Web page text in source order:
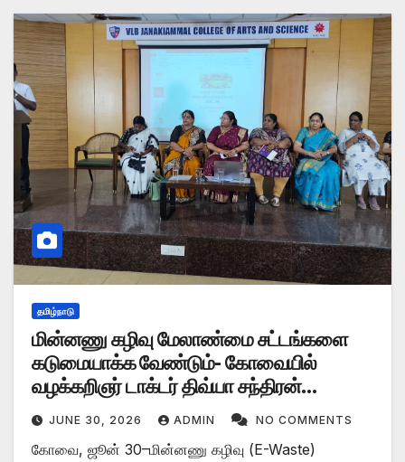
தமிழ்நாடு
மின்னணு கழிவு மேலாண்மை சட்டங்களை
கடுமையாக்க வேண்டும்- கோவையில்
வழக்கறிஞர் டாக்டர் திவ்யா சந்திரன்
வலியுறுத்தல்
JUNE 30, 2026 ADMIN NO COMMENTS
கோவை, ஜூன் 30–மின்னணு கழிவு (E-Waste)